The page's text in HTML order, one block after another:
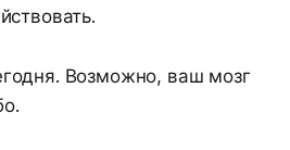
Возможно, ваш мозг